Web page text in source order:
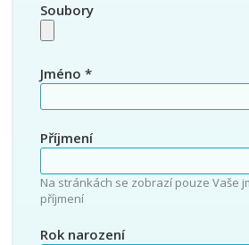
Soubory
Jméno *
Příjmení
Na stránkách se zobrazí pouze Vaše
příjmení
Rok narození